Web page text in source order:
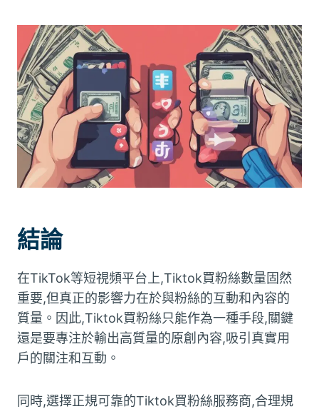
結論
在TikTok等短視頻平台上,Tiktok買粉絲數量固然
重要,但真正的影響力在於與粉絲的互動和內容的
質量。因此,Tiktok買粉絲只能作為一種手段,關鍵
還是要專注於輸出高質量的原創內容,吸引真實用
戶的關注和互動。
同時,選擇正規可靠的Tiktok買粉絲服務商,合理規